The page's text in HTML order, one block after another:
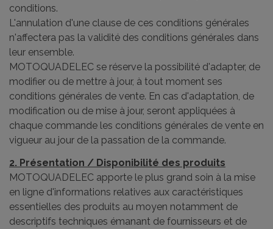
conditions.
L'annulation d'une clause de ces conditions générales
n'affectera pas la validité des conditions générales dans
leur ensemble.
MOTOQUADELEC se réserve la possibilité d'adapter, de
modifier ou de mettre à jour, à tout moment ses
conditions générales de vente. En cas d'adaptation, de
modification ou de mise à jour, seront appliquées à
chaque commande les conditions générales de vente en
vigueur au jour de la passation de la commande.
2. Présentation / Disponibilité des produits
MOTOQUADELEC apporte le plus grand soin à la mise
en ligne d'informations relatives aux caractéristiques
essentielles des produits au moyen notamment de
descriptifs techniques émanant de fournisseurs et de